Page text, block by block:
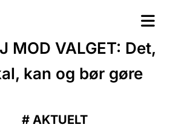
MOD VALGET: Det,
kan og bør gøre
# AKTUELT